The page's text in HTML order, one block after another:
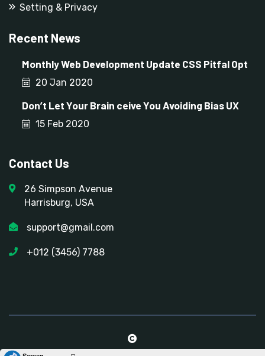
Setting & Privacy
Recent News
Monthly Web Development Update CSS Pitfal Opt
20 Jan 2020
Don’t Let Your Brain ceive You Avoiding Bias UX
15 Feb 2020
Contact Us
26 Simpson Avenue
Harrisburg, USA
support@gmail.com
+012 (3456) 7788